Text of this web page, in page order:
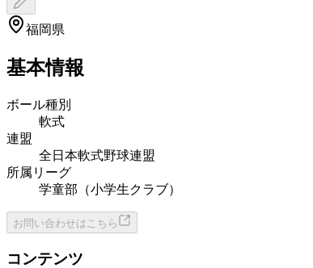
福岡県
基本情報
ボール種別
軟式
連盟
全日本軟式野球連盟
所属リーグ
学童部（小学生クラブ）
お問い合わせはこちら
コンテンツ